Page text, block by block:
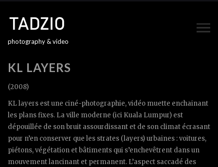
photography & video
KL LAYERS
(2008)
KL layers est une ciné-photographie, vidéo muette enchainant
les plans fixes. La ville moderne (ici Kuala Lumpur) est
dépouillée de son bruit assourdissant et de son climat écrasant
pour n’en conserver que les strates (layers) urbaines : voitures,
piétons, végétation et bâtiments qui s’enchevêtrent dans un
mouvement lancinant et permanent. L’aspect saccadé des